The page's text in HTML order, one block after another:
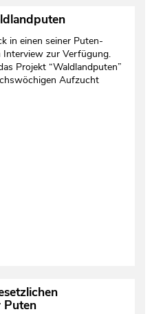
in einen seiner Puten-
Interview zur Verfügung.
Projekt “Waldlandputen”
Aufzucht